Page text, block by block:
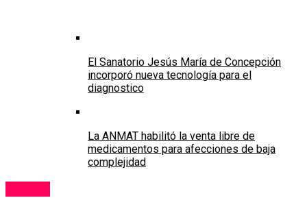
El Sanatorio Jesús María de Concepción
incorporó nueva tecnología para el
diagnostico
La ANMAT habilitó la venta libre de
medicamentos para afecciones de baja
complejidad